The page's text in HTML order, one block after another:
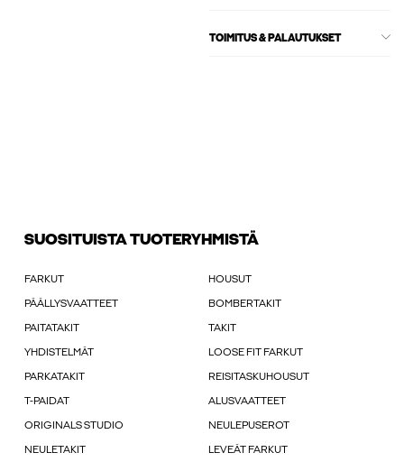
TOIMITUS & PALAUTUKSET
SUOSITUISTA TUOTERYHMISTÄ
FARKUT HOUSUT
PÄÄLLYSVAATTEET BOMBERTAKIT
PAITATAKIT TAKIT
YHDISTELMÄT LOOSE FIT FARKUT
PARKATAKIT REISITASKUHOUSUT
T-PAIDAT ALUSVAATTEET
ORIGINALS STUDIO NEULEPUSEROT
NEULETAKIT LEVEÄT FARKUT